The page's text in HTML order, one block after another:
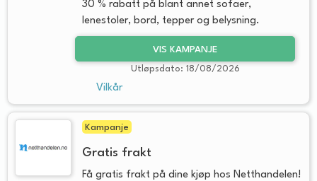
30 % rabatt på blant annet sofaer,
lenestoler, bord, tepper og belysning.
VIS KAMPANJE
Utløpsdato: 18/08/2026
Vilkår
Kampanje
Gratis frakt
Få gratis frakt på dine kjøp hos Netthandelen!